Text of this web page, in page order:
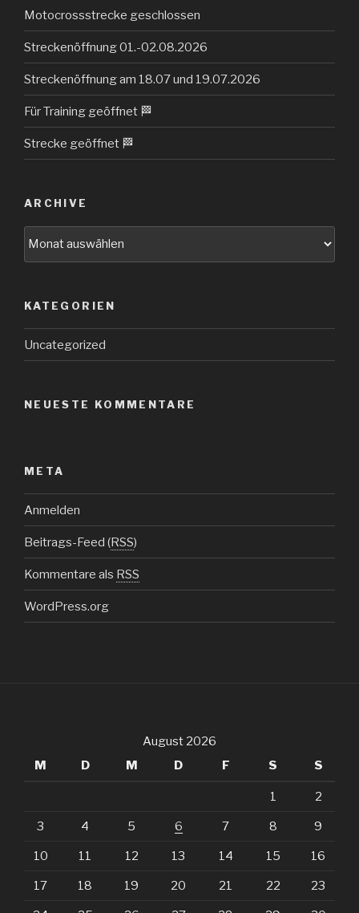
Motocrossstrecke geschlossen
Streckenöffnung 01.-02.08.2026
Streckenöffnung am 18.07 und 19.07.2026
Für Training geöffnet 🏁
Strecke geöffnet 🏁
ARCHIVE
Archive
KATEGORIEN
Uncategorized
NEUESTE KOMMENTARE
META
Anmelden
Beitrags-Feed (RSS)
Kommentare als RSS
WordPress.org
August 2026
M
D M D F S S
1 2
3 4 5 6 7 8 9
10 11 12 13 14 15 16
17 18 19 20 21 22 23